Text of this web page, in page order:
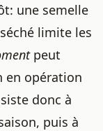
une semelle
limite les
peut
en opération
donc à
puis à